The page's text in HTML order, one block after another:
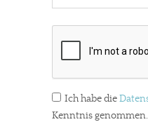
Ich habe die
Kenntnis